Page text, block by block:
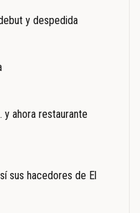
y despedida
y ahora restaurante
sus hacedores de El